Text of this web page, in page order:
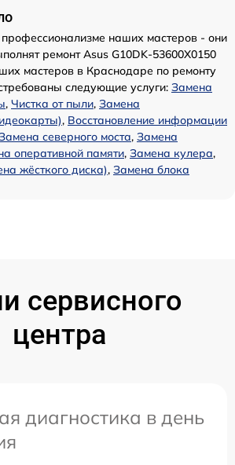
наших мастеров - они
ремонт Asus G10DK-53600X0150
мастеров в Краснодаре по ремонту
следующие услуги: Замена
, Чистка от пыли, Замена
, Восстановление информации
северного моста, Замена
оперативной памяти, Замена кулера,
жёсткого диска), Замена блока
сервисного
центра
диагностика в день